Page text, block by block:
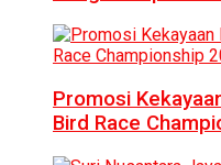
Promosi
Bird Race